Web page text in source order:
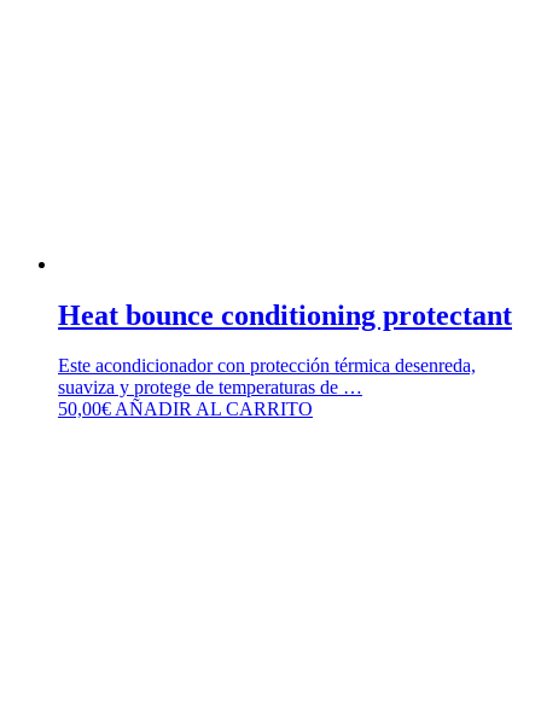
Heat bounce conditioning protectant
Este acondicionador con protección térmica desenreda,
suaviza y protege de temperaturas de …
50,00€AÑADIR AL CARRITO